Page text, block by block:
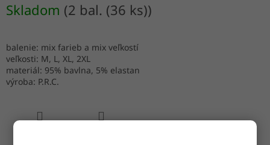
Skladom (2 bal. (36 ks))
balenie: mix farieb a mix veľkostí
veľkosti: M, L, XL, 2XL
materiál: 95% bavlna, 5% elastan
výroba: P.R.C.